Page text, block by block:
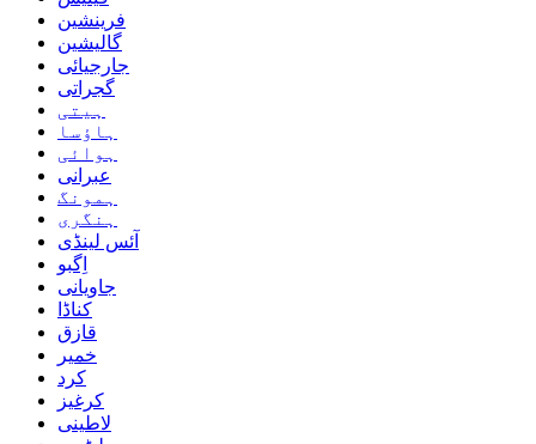
فرینشین
گالیشین
جارجیائی
گجراتی
ہیتی
ہاؤسا
ہوائی
عبرانی
ہمونگ
ہنگری
آئس لینڈی
اِگبو
جاویانی
کناڈا
قازق
خمیر
کرد
کرغیز
لاطینی